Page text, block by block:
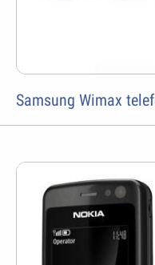
Samsung Wimax